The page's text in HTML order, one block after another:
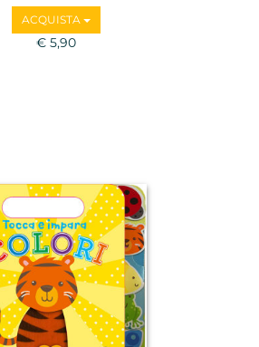
ACQUISTA
€ 5,90